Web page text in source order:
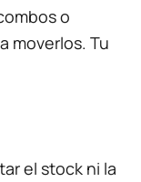
o
moverlos. Tu
el stock ni la